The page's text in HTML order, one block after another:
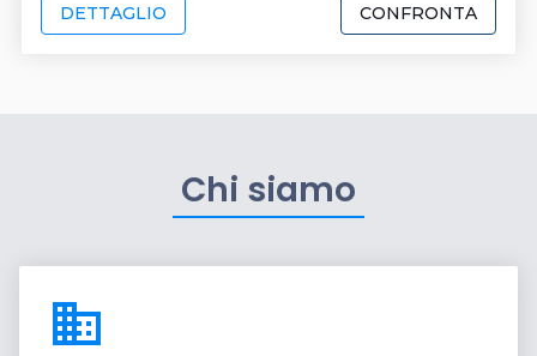
DETTAGLIO CONFRONTA
Chi siamo
domain